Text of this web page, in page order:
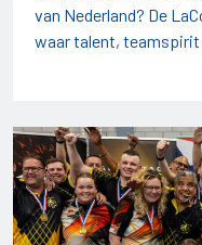
van Nederland? De
waar talent, teamspirit